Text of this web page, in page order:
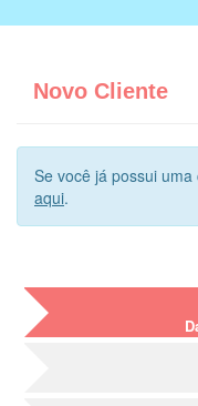
Novo Cliente
Se você já possui
aqui.